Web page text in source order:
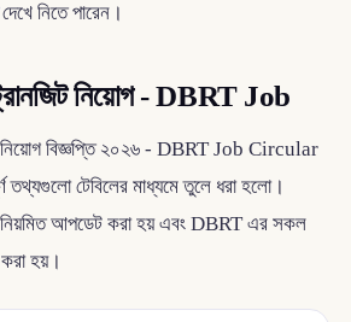
নিতে পারেন।
ট্রানজিট নিয়োগ - DBRT Job
নিয়োগ বিজ্ঞপ্তি ২০২৬ - DBRT Job Circular
টেবিলের মাধ্যমে তুলে ধরা হলো।
নিয়মিত আপডেট করা হয় এবং DBRT এর সকল
হয়।